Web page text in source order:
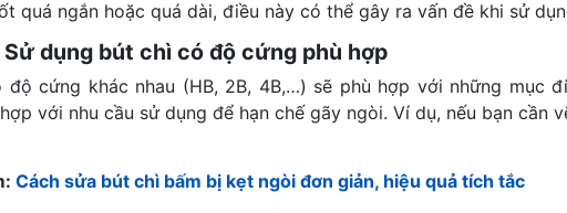
quá ngắn hoặc quá dài, điều này có thể gây ra vấn đề khi sử
dụng bút chì có độ cứng phù hợp
độ cứng khác nhau (HB, 2B, 4B,…) sẽ phù hợp với những mục
với nhu cầu sử dụng để hạn chế gãy ngòi. Ví dụ, nếu bạn cần
Cách sửa bút chì bấm bị kẹt ngòi đơn giản, hiệu quả tích tắc